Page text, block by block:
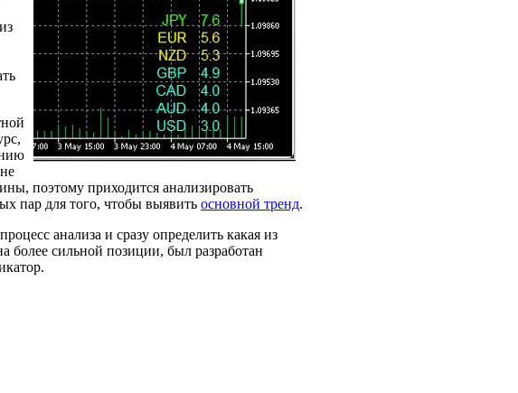
поэтому приходится анализировать
пар для того, чтобы выявить основной тренд.
анализа и сразу определить какая из
более сильной позиции, был разработан